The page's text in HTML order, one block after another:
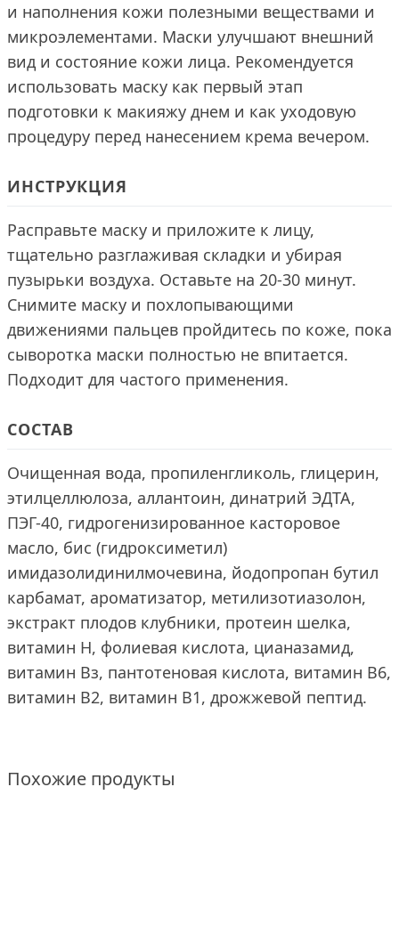
и наполнения кожи полезными веществами и
микроэлементами. Маски улучшают внешний
вид и состояние кожи лица. Рекомендуется
использовать маску как первый этап
подготовки к макияжу днем и как уходовую
процедуру перед нанесением крема вечером.
ИНСТРУКЦИЯ
Расправьте маску и приложите к лицу,
тщательно разглаживая складки и убирая
пузырьки воздуха. Оставьте на 20-30 минут.
Снимите маску и похлопывающими
движениями пальцев пройдитесь по коже, пока
сыворотка маски полностью не впитается.
Подходит для частого применения.
СОСТАВ
Очищенная вода, пропиленгликоль, глицерин,
этилцеллюлоза, аллантоин, динатрий ЭДТА,
ПЭГ-40, гидрогенизированное касторовое
масло, бис (гидроксиметил)
имидазолидинилмочевина, йодопропан бутил
карбамат, ароматизатор, метилизотиазолон,
экстракт плодов клубники, протеин шелка,
витамин Н, фолиевая кислота, цианазамид,
витамин Вз, пантотеновая кислота, витамин В6,
витамин В2, витамин В1, дрожжевой пептид.
Похожие продукты